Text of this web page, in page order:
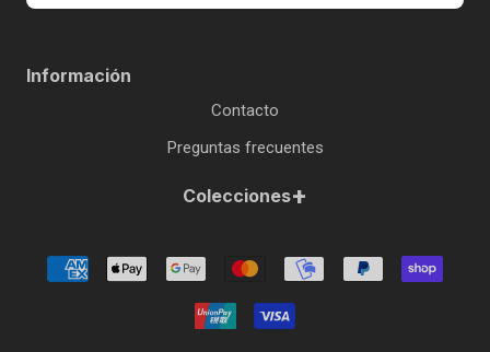
Información
Contacto
Preguntas frecuentes
Colecciones+